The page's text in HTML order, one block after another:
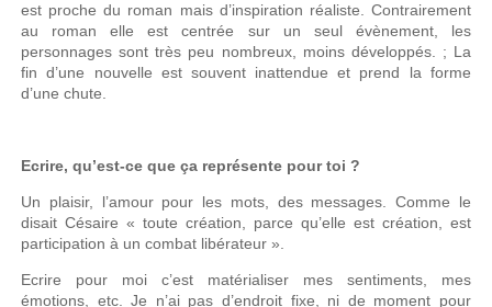
est proche du roman mais d’inspiration réaliste. Contrairement
au roman elle est centrée sur un seul évènement, les
personnages sont très peu nombreux, moins développés. ; La
fin d’une nouvelle est souvent inattendue et prend la forme
d’une chute.
Ecrire, qu’est-ce que ça représente pour toi ?
Un plaisir, l’amour pour les mots, des messages. Comme le
disait Césaire « toute création, parce qu’elle est création, est
participation à un combat libérateur ».
Ecrire pour moi c’est matérialiser mes sentiments, mes
émotions, etc. Je n’ai pas d’endroit fixe, ni de moment pour